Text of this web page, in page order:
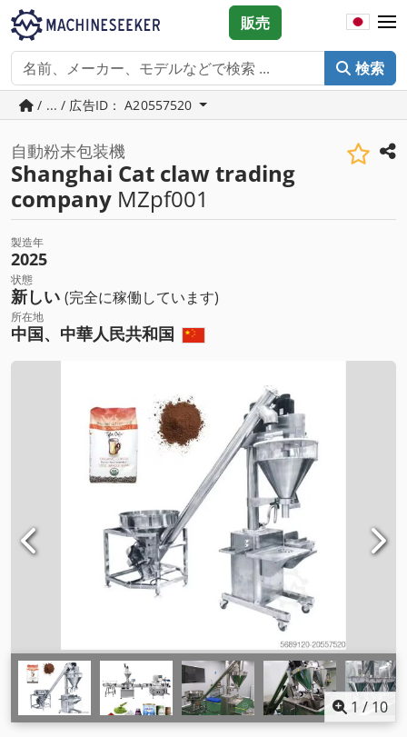
検索
販売
/ ... / 広告ID： A20557520
自動粉末包装機
Shanghai Cat claw trading
company MZpf001
製造年
2025
状態
新しい (完全に稼働しています)
所在地
中国、中華人民共和国
1 / 10